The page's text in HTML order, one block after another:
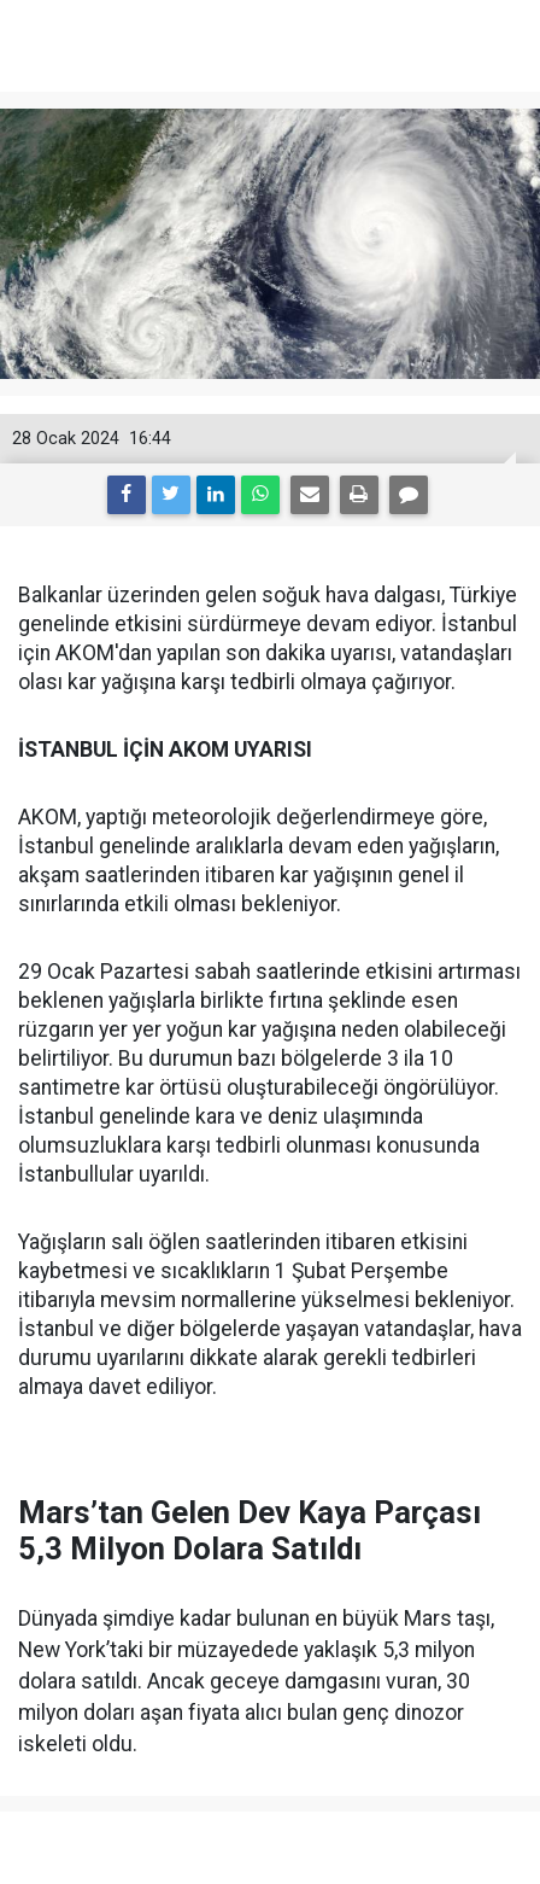
16:44
28 Ocak 2024
Balkanlar üzerinden gelen soğuk hava dalgası, Türkiye
genelinde etkisini sürdürmeye devam ediyor. İstanbul
için AKOM'dan yapılan son dakika uyarısı, vatandaşları
olası kar yağışına karşı tedbirli olmaya çağırıyor.
İSTANBUL İÇİN AKOM UYARISI
AKOM, yaptığı meteorolojik değerlendirmeye göre,
İstanbul genelinde aralıklarla devam eden yağışların,
akşam saatlerinden itibaren kar yağışının genel il
sınırlarında etkili olması bekleniyor.
29 Ocak Pazartesi sabah saatlerinde etkisini artırması
beklenen yağışlarla birlikte fırtına şeklinde esen
rüzgarın yer yer yoğun kar yağışına neden olabileceği
belirtiliyor. Bu durumun bazı bölgelerde 3 ila 10
santimetre kar örtüsü oluşturabileceği öngörülüyor.
İstanbul genelinde kara ve deniz ulaşımında
olumsuzluklara karşı tedbirli olunması konusunda
İstanbullular uyarıldı.
Yağışların salı öğlen saatlerinden itibaren etkisini
kaybetmesi ve sıcaklıkların 1 Şubat Perşembe
itibarıyla mevsim normallerine yükselmesi bekleniyor.
İstanbul ve diğer bölgelerde yaşayan vatandaşlar, hava
durumu uyarılarını dikkate alarak gerekli tedbirleri
almaya davet ediliyor.
Mars’tan Gelen Dev Kaya Parçası
5,3 Milyon Dolara Satıldı
Dünyada şimdiye kadar bulunan en büyük Mars taşı,
New York’taki bir müzayedede yaklaşık 5,3 milyon
dolara satıldı. Ancak geceye damgasını vuran, 30
milyon doları aşan fiyata alıcı bulan genç dinozor
iskeleti oldu.